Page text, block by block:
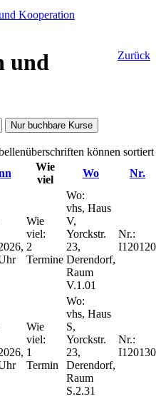
Kooperation
Zurück
und
Nur buchbare Kurse
können
Wie
viel
Wo Nr.
Wie
viel:
2
Termine
Wo:
vhs, Haus
V,
Yorckstr.
23,
Derendorf,
Raum
V.1.01
Nr.:
I120120
Wie
viel:
1
Termin
Wo:
vhs, Haus
S,
Yorckstr.
23,
Derendorf,
Raum
S.2.31
Nr.:
I120130